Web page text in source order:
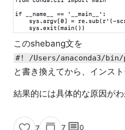
このshebang文を
#! /Users/anaconda3/bin/
と書き換えてから、インス
結果的には具体的な原因が
7 7 0